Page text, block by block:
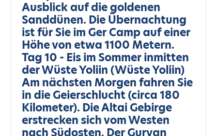
Ausblick auf die goldenen
Sanddünen. Die Übernachtung
ist für Sie im Ger Camp auf einer
Höhe von etwa 1100 Metern.
Tag 10 - Eis im Sommer inmitten
der Wüste Yoliin (Wüste Yoliin)
Am nächsten Morgen fahren Sie
in die Geierschlucht (circa 180
Kilometer). Die Altai Gebirge
erstrecken sich vom Westen
nach Südosten. Der Gurvan